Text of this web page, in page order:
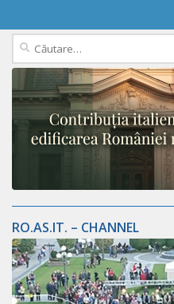
Caută
după:
RO.AS.IT. – CHANNEL